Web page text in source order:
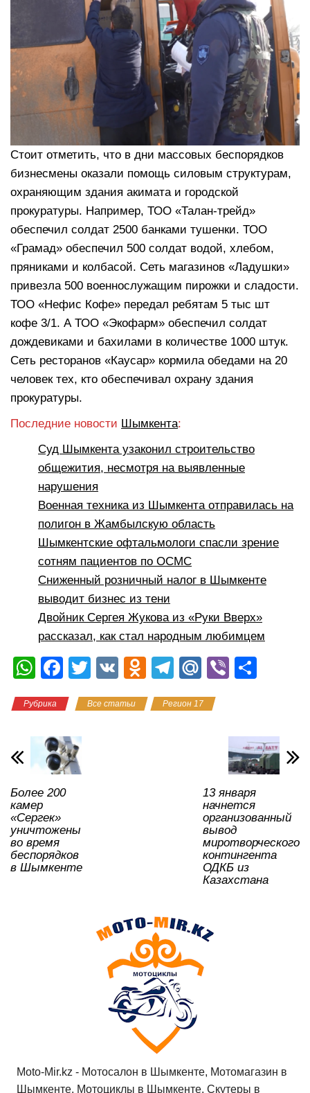
Стоит отметить, что в дни массовых беспорядков
бизнесмены оказали помощь силовым структурам,
охраняющим здания акимата и городской
прокуратуры. Например, ТОО «Талан-трейд»
обеспечил солдат 2500 банками тушенки. ТОО
«Грамад» обеспечил 500 солдат водой, хлебом,
пряниками и колбасой. Сеть магазинов «Ладушки»
привезла 500 военнослужащим пирожки и сладости.
ТОО «Нефис Кофе» передал ребятам 5 тыс шт
кофе 3/1. А ТОО «Экофарм» обеспечил солдат
дождевиками и бахилами в количестве 1000 штук.
Сеть ресторанов «Каусар» кормила обедами на 20
человек тех, кто обеспечивал охрану здания
прокуратуры.
Последние новости Шымкента:
Суд Шымкента узаконил строительство
общежития, несмотря на выявленные
нарушения
Военная техника из Шымкента отправилась на
полигон в Жамбылскую область
Шымкентские офтальмологи спасли зрение
сотням пациентов по ОСМС
Сниженный розничный налог в Шымкенте
выводит бизнес из тени
Двойник Сергея Жукова из «Руки Вверх»
рассказал, как стал народным любимцем
W
at
s
A
p
F
c
e
b
o
o
k
T
tt
V
O
n
T
e
M
.R
Vi
а
в
и
Рубрика Все статьи Регион 17
Более 200
камер
«Сергек»
уничтожены
во время
беспорядков
в Шымкенте
13 января
начнется
организованный
вывод
миротворческого
контингента
ОДКБ из
Казахстана
Moto-Mir.kz - Мотосалон в Шымкенте, Мотомагазин в
Шымкенте, Мотоциклы в Шымкенте, Скутеры в